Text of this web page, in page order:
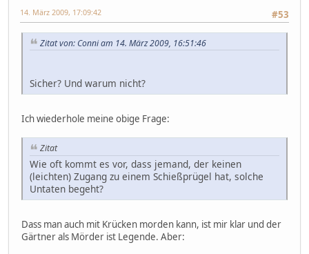
#53
14. März 2009, 17:09:42
Zitat von: Conni am 14. März 2009, 16:51:46
Sicher? Und warum nicht?
Ich wiederhole meine obige Frage:
Zitat
Wie oft kommt es vor, dass jemand, der keinen
(leichten) Zugang zu einem Schießprügel hat, solche
Untaten begeht?
Dass man auch mit Krücken morden kann, ist mir klar und der
Gärtner als Mörder ist Legende. Aber: